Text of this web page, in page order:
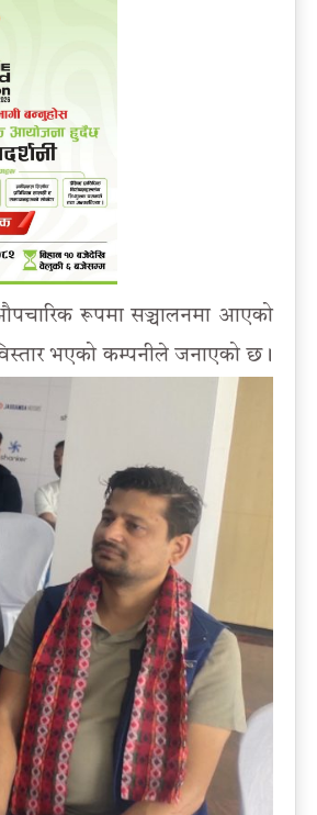
औपचारिक रूपमा सञ्चालनमा आएको
भएको कम्पनीले जनाएको छ।